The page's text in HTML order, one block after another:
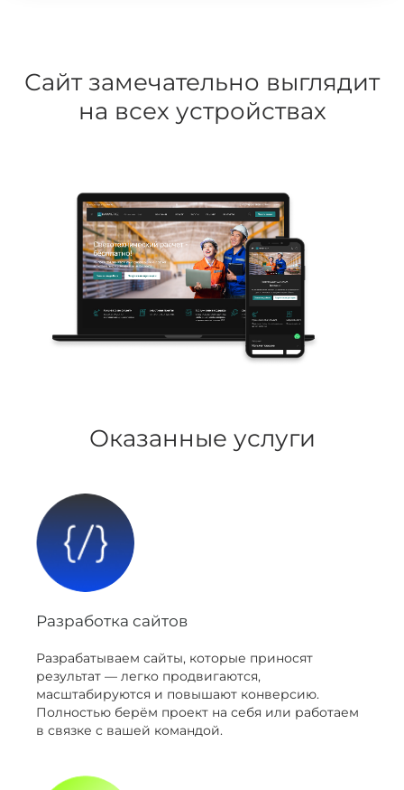
Сайт замечательно выглядит
на всех устройствах
Оказанные услуги
Разработка сайтов
Разрабатываем сайты, которые приносят
результат — легко продвигаются,
масштабируются и повышают конверсию.
Полностью берём проект на себя или работаем
в связке с вашей командой.